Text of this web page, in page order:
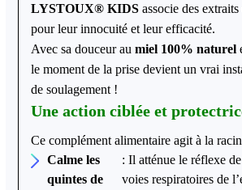
LYSTOUX® KIDS associe des
pour leur innocuité et leur efficacité.
Avec sa douceur aumiel 100% naturel
le moment de la prise devient un vrai
de soulagement !
Une action ciblée et
Ce complément alimentaire agit à la
Calme les
quintes de
: Il atténue le réflexe
voies respiratoires de